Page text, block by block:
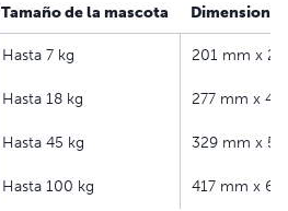
Tamaño de la mascota
Hasta 7 kg 201 mm x
Hasta 18 kg 277 mm x
Hasta 45 kg 329 mm x
Hasta 100 kg 417 mm x